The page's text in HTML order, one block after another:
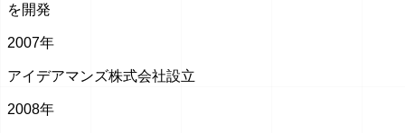
を開発
2007年
アイデアマンズ株式会社設立
2008年